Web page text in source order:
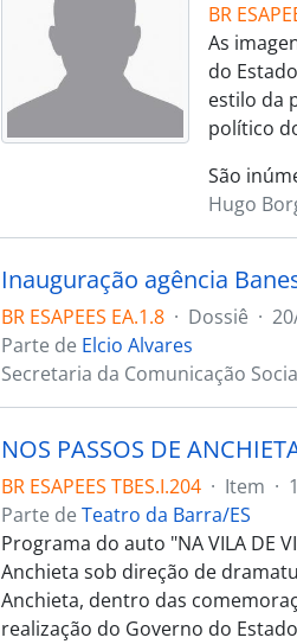
BR
As
do
estilo da
político
São
Hugo
Inauguração agência
BR ESAPEES EA.1.8 · Dossiê ·
Parte de Elcio Alvares
Secretaria da Comunicação
NOS PASSOS DE
BR ESAPEES TBES.I.204 · Item ·
Parte de Teatro da Barra/ES
Programa do auto "NA VILA DE
Anchieta sob direção de
Anchieta, dentro das
realização do Governo do